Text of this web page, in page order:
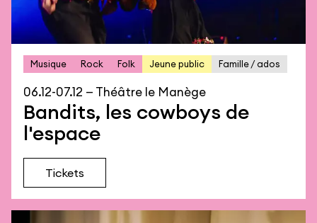
Musique Rock Folk Jeune public Famille / ados
06.12-07.12 — Théâtre le Manège
Bandits, les cowboys de
l'espace
Tickets